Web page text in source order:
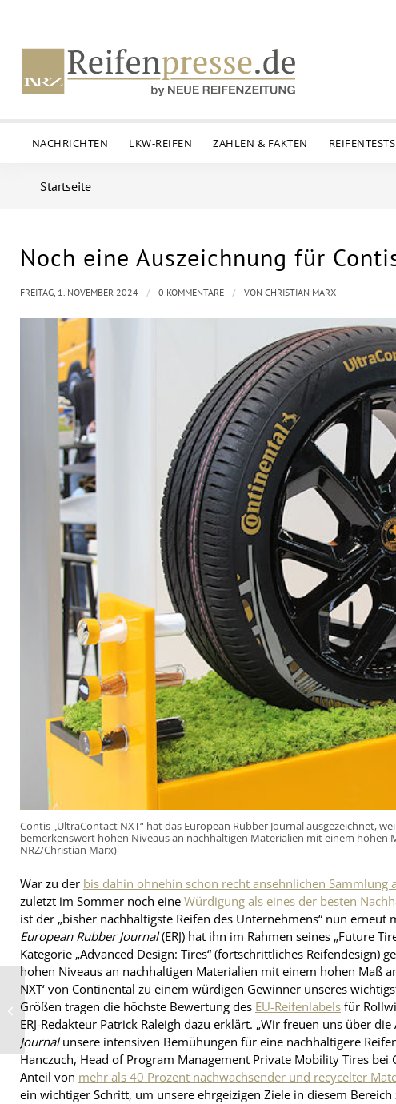
NACHRICHTEN LKW-REIFEN ZAHLEN & FAKTEN REIFENTESTS
Startseite
Noch eine Auszeichnung für
Contis „UltraContact NXT“ hat das European Rubber Journal ausgezeichnet,
bemerkenswert hohen Niveaus an nachhaltigen Materialien mit einem hohen
NRZ/Christian Marx)
War zu der bis dahin ohnehin schon recht ansehnlichen Sammlung
zuletzt im Sommer noch eine Würdigung als eines der besten
ist der „bisher nachhaltigste Reifen des Unternehmens“ nun
European Rubber Journal(ERJ) hat ihn im Rahmen seines „Future
Kategorie „Advanced Design: Tires“ (fortschrittliches Reifendesign)
hohen Niveaus an nachhaltigen Materialien mit einem hohen Maß
NXT‘ von Continental zu einem würdigen Gewinner unseres
Größen tragen die höchste Bewertung des EU-Reifenlabels für
ERJ-Redakteur Patrick Raleigh dazu erklärt. „Wir freuen uns über
Journalunsere intensiven Bemühungen für eine nachhaltigere
Hanczuch, Head of Program Management Private Mobility Tires
Anteil von mehr als 40 Prozent nachwachsender und recycelter
ein wichtiger Schritt, um unsere ehrgeizigen Ziele in diesem Bereich
FREITAG, 1. NOVEMBER 2024 / 0 KOMMENTARE / VON CHRISTIAN MARX
Expansion im B2B-
Geschäft bei Autodoc
schreitet weiter voran